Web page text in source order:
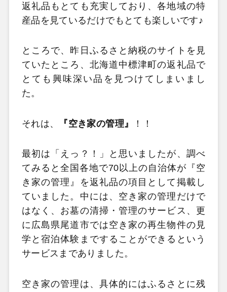
返礼品もとても充実しており、各地域の特
産品を見ているだけでもとても楽しいです♪
ところで、昨日ふるさと納税のサイトを見
ていたところ、北海道中標津町の返礼品で
とても興味深い品を見つけてしまいまし
た。
それは、 『空き家の管理』 ！！
最初は「えっ？！」と思いましたが、調べ
てみると全国各地で70以上の自治体が『空
き家の管理』を返礼品の項目として掲載し
ていました。中には、空き家の管理だけで
はなく、お墓の清掃・管理のサービス、更
に広島県尾道市では空き家の再生物件の見
学と宿泊体験まですることができるという
サービスまでありました。
空き家の管理は、具体的にはふるさとに残